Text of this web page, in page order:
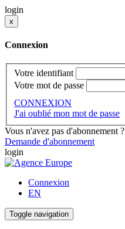
login
x
Connexion
Votre identifiant
Votre mot de passe
CONNEXION
J'ai oublié mon mot de passe
Vous n'avez pas d'abonnement ?
Demande d'abonnement
login
Connexion
EN
Toggle navigation